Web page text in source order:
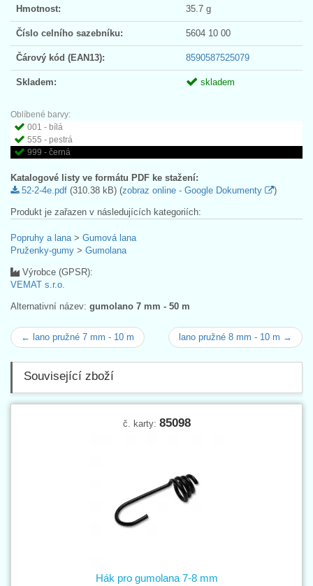
Hmotnost: 35.7 g
Číslo celního sazebníku: 5604 10 00
Čárový kód (EAN13): 8590587525079
Skladem: skladem
Oblíbené barvy:
001 - bílá
555 - pestrá
999 - černá
Katalogové listy ve formátu PDF ke stažení:
52-2-4e.pdf (310.38 kB) (zobraz online - Google Dokumenty )
Produkt je zařazen v následujících kategoriích:
Popruhy a lana > Gumová lana
Pruženky-gumy > Gumolana
Výrobce (GPSR):
VEMAT s.r.o.
Alternativní název: gumolano 7 mm - 50 m
← lano pružné 7 mm - 10 m lano pružné 8 mm - 10 m →
Související zboží
č. karty: 85098
Hák pro gumolana 7-8 mm